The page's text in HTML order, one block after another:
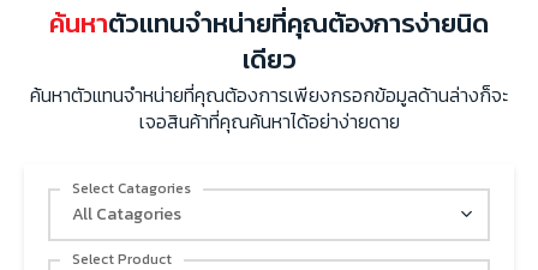
ค้นหาตัวแทนจำหน่ายที่คุณต้องการง่ายนิด
เดียว
ค้นหาตัวแทนจำหน่ายที่คุณต้องการเพียงกรอกข้อมูลด้านล่างก็จะ
เจอสินค้าที่คุณค้นหาได้อย่าง่ายดาย
Select Catagories
All Catagories
Select Product